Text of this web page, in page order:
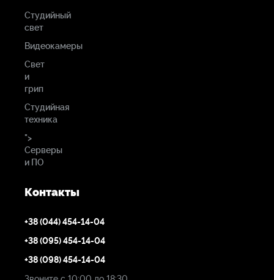
Студийный
свет
Видеокамеры
Свет
и
грип
Студийная
техника
">
Серверы
и ПО
Контакты
+38 (044) 454-14-04
+38 (095) 454-14-04
+38 (098) 454-14-04